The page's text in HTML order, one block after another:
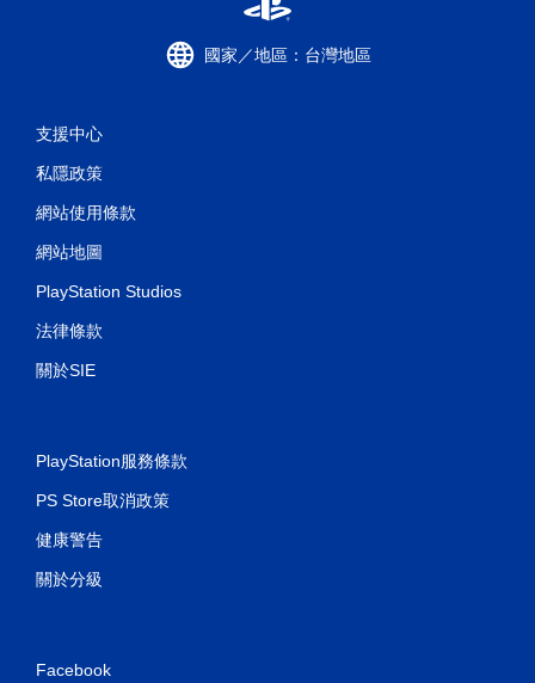
國家／地區：台灣地區
支援中心
私隱政策
網站使用條款
網站地圖
PlayStation Studios
法律條款
關於SIE
PlayStation服務條款
PS Store取消政策
健康警告
關於分級
Facebook